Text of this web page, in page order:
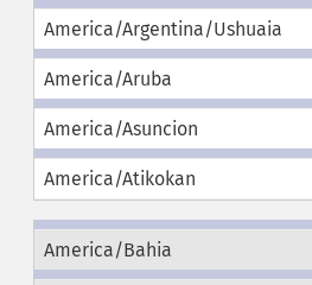
America/Argentina/Ushuaia
America/Aruba
America/Asuncion
America/Atikokan
America/Bahia